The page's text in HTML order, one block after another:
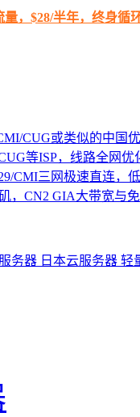
，$28/半年，终身循
CUG或类似的中国
等ISP，线路全网优
CMI三网极速直连，
，CN2 GIA大带宽与
务器 日本云服务器 轻